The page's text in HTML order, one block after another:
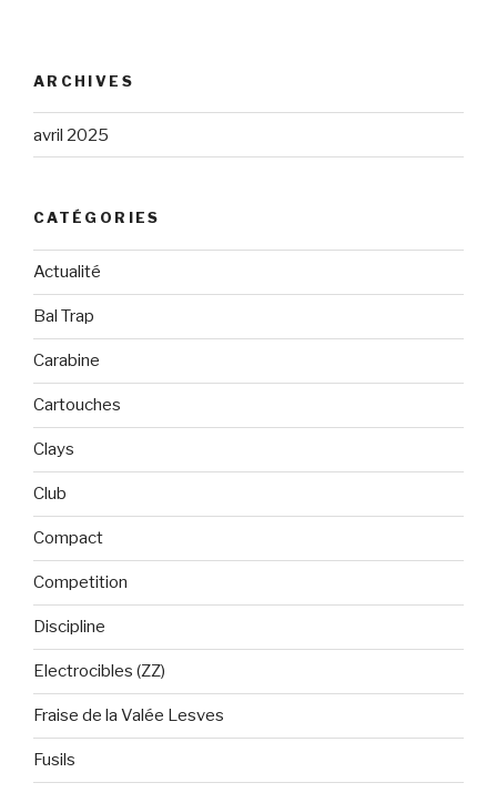
ARCHIVES
avril 2025
CATÉGORIES
Actualité
Bal Trap
Carabine
Cartouches
Clays
Club
Compact
Competition
Discipline
Electrocibles (ZZ)
Fraise de la Valée Lesves
Fusils